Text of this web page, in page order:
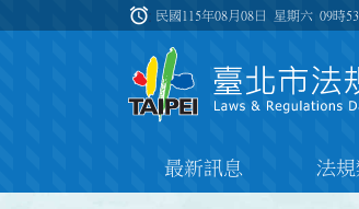
:::
alarm 民國115年08月08日 星期六09時
最新訊息 法規